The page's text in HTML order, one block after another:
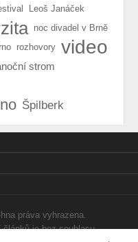
Leoš Janáček
noc divadel v Brně
rozhovory video
strom
Špilberk
práva vyhrazena.
je bez souhlasu